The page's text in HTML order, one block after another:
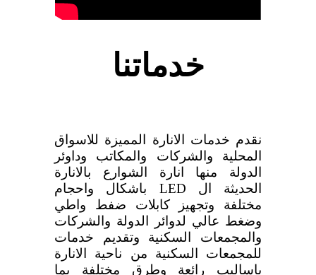
خدماتنا
نقدم خدمات الانارة المميزة للاسواق
المحلية والشركات والمكاتب وداوئر
الدولة منها انارة الشوارع بالانارة
الحديثة ال LED باشكال واحجام
مختلفة وتجهيز كابلات ضفط واطي
وضغط عالي لدوائر الدولة والشركات
والمجمعات السكنية وتقديم خدمات
للمجمعات السكنية من ناحية الانارة
باساليب رائعة وطرق مختلفة بما